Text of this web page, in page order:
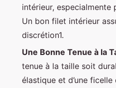
intérieur, especialmente
Un bon filet intérieur
discrétion1.
Une Bonne Tenue à la
tenue à la taille soit
élastique et d’une